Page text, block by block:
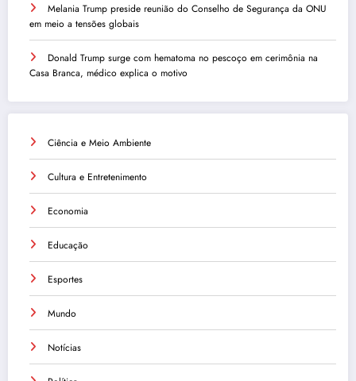
Melania Trump preside reunião do Conselho de Segurança da ONU
em meio a tensões globais
Donald Trump surge com hematoma no pescoço em cerimônia na
Casa Branca, médico explica o motivo
Ciência e Meio Ambiente
Cultura e Entretenimento
Economia
Educação
Esportes
Mundo
Notícias